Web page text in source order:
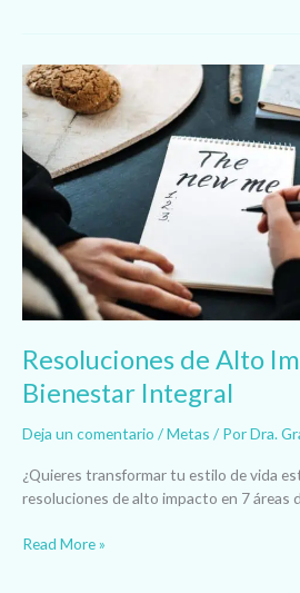
Resoluciones de Alto
Bienestar Integral
Deja un comentario /Metas / PorDra.
¿Quieres transformar tu estilo de vida
resoluciones de alto impacto en 7 áreas
Resoluciones
de
Alto
Impacto
para
tu
Bienestar
Integral
Read More »